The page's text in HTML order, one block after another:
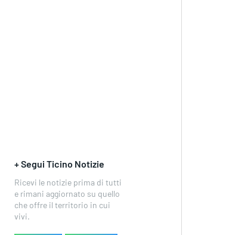
+ Segui Ticino Notizie
Ricevi le notizie prima di tutti
e rimani aggiornato su quello
che offre il territorio in cui
vivi.